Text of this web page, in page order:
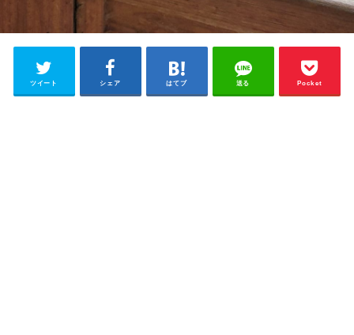
ツイート シェア はてブ 送る Pocket